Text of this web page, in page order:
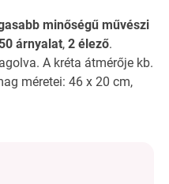
minőségű művészi
árnyalat, 2 élező.
A kréta átmérője kb.
méretei: 46 x 20 cm,